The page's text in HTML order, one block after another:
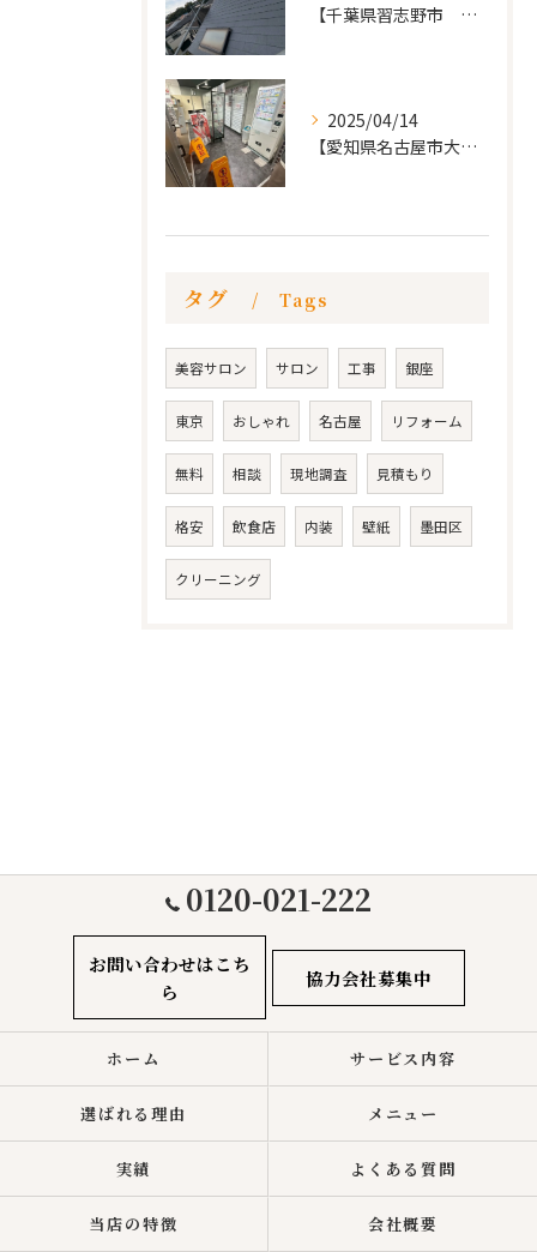
【千葉県習志野市 戸建て 屋根の葺き替え工事】
2025/04/14
【愛知県名古屋市大須 カードショップ屋のリノベーション
タグ Tags
美容サロン サロン 工事 銀座
東京 おしゃれ 名古屋 リフォーム
無料 相談 現地調査 見積もり
格安 飲食店 内装 壁紙 墨田区
クリーニング
0120-021-222
お問い合わせはこち
ら
協力会社募集中
ホーム サービス内容
選ばれる理由 メニュー
実績 よくある質問
当店の特徴 会社概要